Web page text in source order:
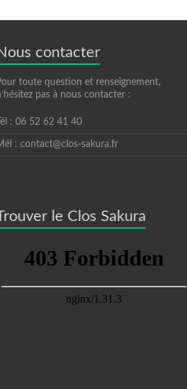
contacter
toute question et renseignement,
pas à nous contacter :
Tél : 06 52 62 41 40
: contact@clos-sakura.fr
le Clos Sakura